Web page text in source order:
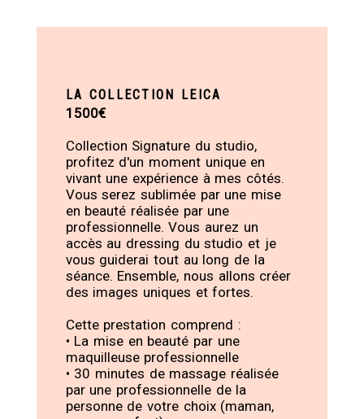
LA COLLECTION LEICA
1500€
Collection Signature du studio,
profitez d'un moment unique en
vivant une expérience à mes côtés.
Vous serez sublimée par une mise
en beauté réalisée par une
professionnelle. Vous aurez un
accès au dressing du studio et je
vous guiderai tout au long de la
séance. Ensemble, nous allons créer
des images uniques et fortes.
Cette prestation comprend :
• La mise en beauté par une
maquilleuse professionnelle
• 30 minutes de massage réalisée
par une professionnelle de la
personne de votre choix (maman,